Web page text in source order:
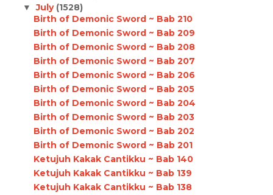
▼July (1528)
Birth of Demonic Sword ~ Bab 210
Birth of Demonic Sword ~ Bab 209
Birth of Demonic Sword ~ Bab 208
Birth of Demonic Sword ~ Bab 207
Birth of Demonic Sword ~ Bab 206
Birth of Demonic Sword ~ Bab 205
Birth of Demonic Sword ~ Bab 204
Birth of Demonic Sword ~ Bab 203
Birth of Demonic Sword ~ Bab 202
Birth of Demonic Sword ~ Bab 201
Ketujuh Kakak Cantikku ~ Bab 140
Ketujuh Kakak Cantikku ~ Bab 139
Ketujuh Kakak Cantikku ~ Bab 138